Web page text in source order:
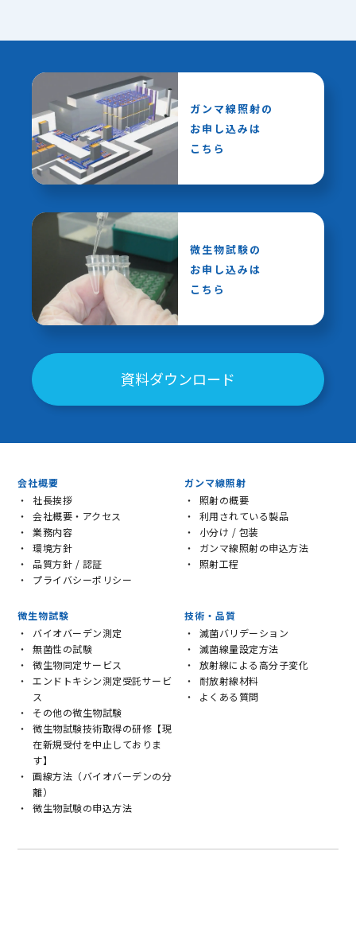
ガンマ線照射の
お申し込みは
こちら
微生物試験の
お申し込みは
こちら
資料ダウンロード
会社概要
社長挨拶
会社概要・アクセス
業務内容
環境方針
品質方針 / 認証
プライバシーポリシー
ガンマ線照射
照射の概要
利用されている製品
小分け / 包装
ガンマ線照射の申込方法
照射工程
微生物試験
バイオバーデン測定
無菌性の試験
微生物同定サービス
エンドトキシン測定受託サービ
ス
その他の微生物試験
微生物試験技術取得の研修【現
在新規受付を中止しておりま
す】
画線方法（バイオバーデンの分
離）
微生物試験の申込方法
技術・品質
滅菌バリデーション
滅菌線量設定方法
放射線による高分子変化
耐放射線材料
よくある質問